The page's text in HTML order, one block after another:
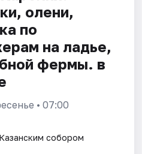
олени,
по
на ладье,
фермы. в
• 07:00
собором